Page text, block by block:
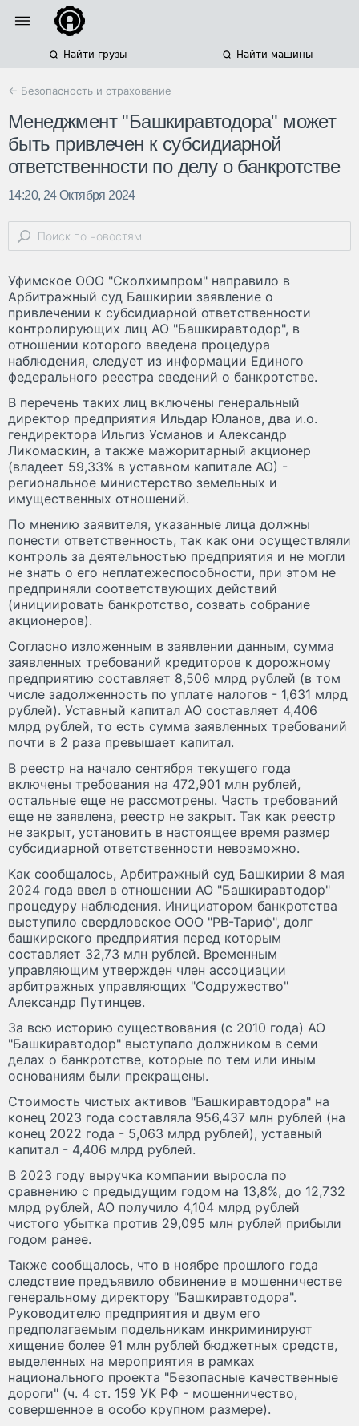
Найти грузы Найти машины
← Безопасность и страхование
Менеджмент "Башкиравтодора" может
быть привлечен к субсидиарной
ответственности по делу о банкротстве
14:20, 24 Октября 2024
Уфимское ООО "Сколхимпром" направило в
Арбитражный суд Башкирии заявление о
привлечении к субсидиарной ответственности
контролирующих лиц АО "Башкиравтодор", в
отношении которого введена процедура
наблюдения, следует из информации Единого
федерального реестра сведений о банкротстве.
В перечень таких лиц включены генеральный
директор предприятия Ильдар Юланов, два и.о.
гендиректора Ильгиз Усманов и Александр
Ликомаскин, а также мажоритарный акционер
(владеет 59,33% в уставном капитале АО) -
региональное министерство земельных и
имущественных отношений.
По мнению заявителя, указанные лица должны
понести ответственность, так как они осуществляли
контроль за деятельностью предприятия и не могли
не знать о его неплатежеспособности, при этом не
предприняли соответствующих действий
(инициировать банкротство, созвать собрание
акционеров).
Согласно изложенным в заявлении данным, сумма
заявленных требований кредиторов к дорожному
предприятию составляет 8,506 млрд рублей (в том
числе задолженность по уплате налогов - 1,631 млрд
рублей). Уставный капитал АО составляет 4,406
млрд рублей, то есть сумма заявленных требований
почти в 2 раза превышает капитал.
В реестр на начало сентября текущего года
включены требования на 472,901 млн рублей,
остальные еще не рассмотрены. Часть требований
еще не заявлена, реестр не закрыт. Так как реестр
не закрыт, установить в настоящее время размер
субсидиарной ответственности невозможно.
Как сообщалось, Арбитражный суд Башкирии 8 мая
2024 года ввел в отношении АО "Башкиравтодор"
процедуру наблюдения. Инициатором банкротства
выступило свердловское ООО "РВ-Тариф", долг
башкирского предприятия перед которым
составляет 32,73 млн рублей. Временным
управляющим утвержден член ассоциации
арбитражных управляющих "Содружество"
Александр Путинцев.
За всю историю существования (с 2010 года) АО
"Башкиравтодор" выступало должником в семи
делах о банкротстве, которые по тем или иным
основаниям были прекращены.
Стоимость чистых активов "Башкиравтодора" на
конец 2023 года составляла 956,437 млн рублей (на
конец 2022 года - 5,063 млрд рублей), уставный
капитал - 4,406 млрд рублей.
В 2023 году выручка компании выросла по
сравнению с предыдущим годом на 13,8%, до 12,732
млрд рублей, АО получило 4,104 млрд рублей
чистого убытка против 29,095 млн рублей прибыли
годом ранее.
Также сообщалось, что в ноябре прошлого года
следствие предъявило обвинение в мошенничестве
генеральному директору "Башкиравтодора".
Руководителю предприятия и двум его
предполагаемым подельникам инкриминируют
хищение более 91 млн рублей бюджетных средств,
выделенных на мероприятия в рамках
национального проекта "Безопасные качественные
дороги" (ч. 4 ст. 159 УК РФ - мошенничество,
совершенное в особо крупном размере).